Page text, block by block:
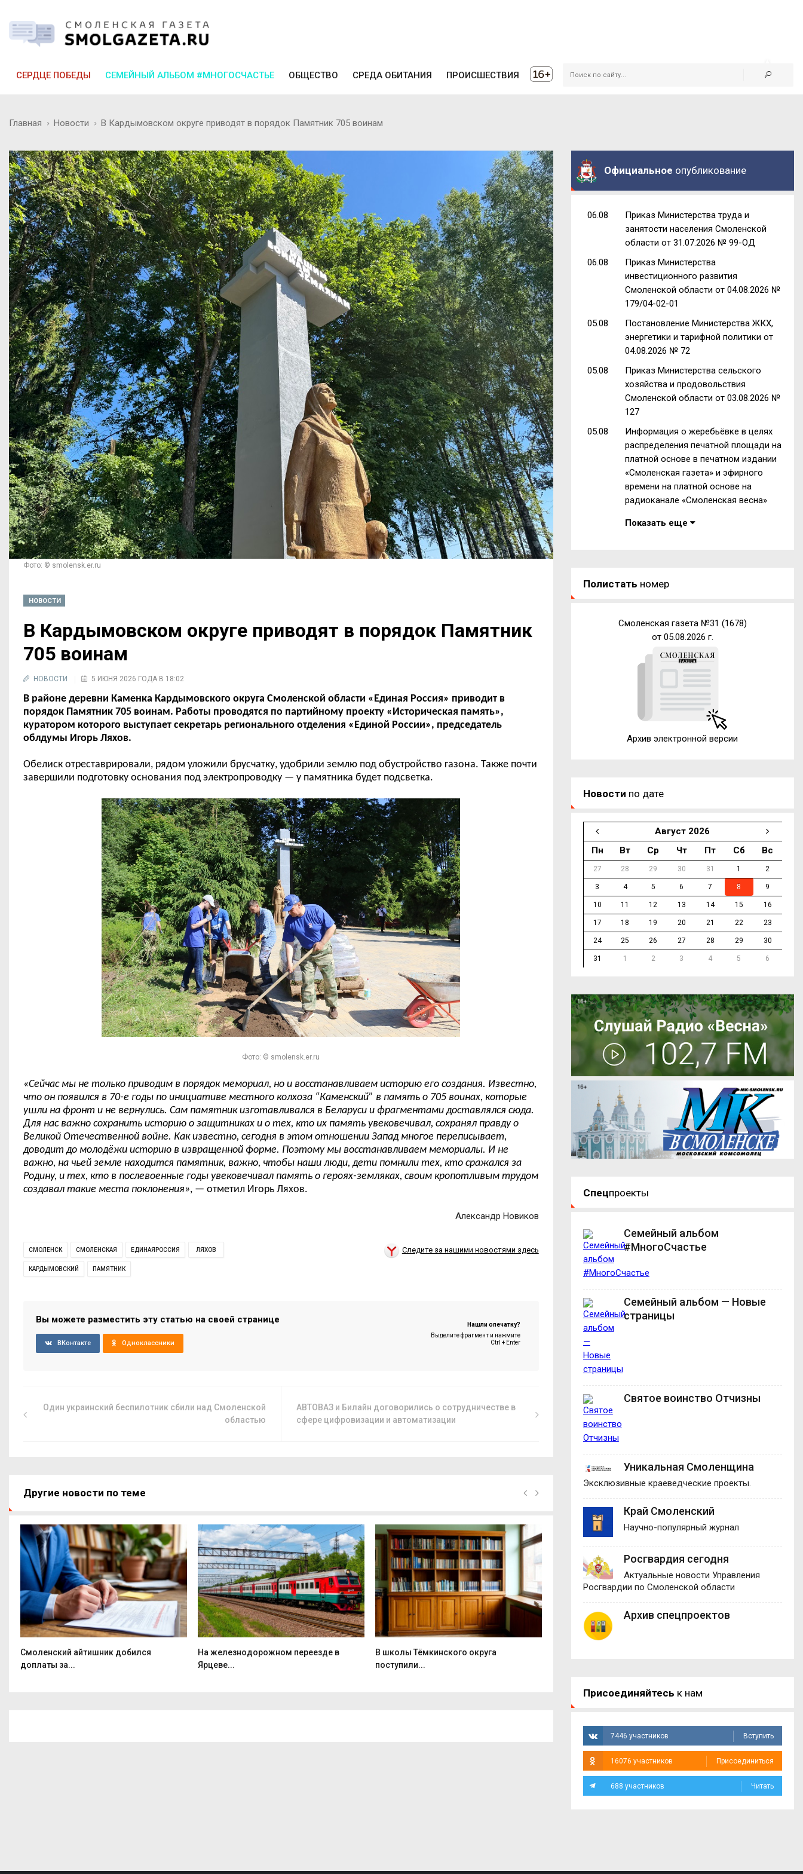
СЕРДЦЕ ПОБЕДЫ СЕМЕЙНЫЙ АЛЬБОМ #МНОГОСЧАСТЬЕ ОБЩЕСТВО СРЕДА ОБИТАНИЯ ПРОИСШЕСТВИЯ
Главная Новости В Кардымовском округе приводят в порядок Памятник 705 воинам
Фото: © smolensk.er.ru
НОВОСТИ
В Кардымовском округе приводят в порядок Памятник
705 воинам
НОВОСТИ 5 ИЮНЯ 2026 ГОДА В 18:02
В районе деревни Каменка Кардымовского округа Смоленской области «Единая Россия» приводит в
порядок Памятник 705 воинам. Работы проводятся по партийному проекту «Историческая память»,
куратором которого выступает секретарь регионального отделения «Единой России», председатель
облдумы Игорь Ляхов.
Обелиск отреставрировали, рядом уложили брусчатку, удобрили землю под обустройство газона. Также почти
завершили подготовку основания под электропроводку — у памятника будет подсветка.
Фото: © smolensk.er.ru
«Сейчас мы не только приводим в порядок мемориал, но и восстанавливаем историю его создания. Известно,
что он появился в 70-е годы по инициативе местного колхоза “Каменский” в память о 705 воинах, которые
ушли на фронт и не вернулись. Сам памятник изготавливался в Беларуси и фрагментами доставлялся сюда.
Для нас важно сохранить историю о защитниках и о тех, кто их память увековечивал, сохранял правду о
Великой Отечественной войне. Как известно, сегодня в этом отношении Запад многое переписывает,
доводит до молодёжи историю в извращенной форме. Поэтому мы восстанавливаем мемориалы. И не
важно, на чьей земле находится памятник, важно, чтобы наши люди, дети помнили тех, кто сражался за
Родину, и тех, кто в послевоенные годы увековечивал память о героях-земляках, своим кропотливым трудом
создавал такие места поклонения», — отметил Игорь Ляхов.
Александр Новиков
СМОЛЕНСК СМОЛЕНСКАЯ ЕДИНАЯРОССИЯ ЛЯХОВ
КАРДЫМОВСКИЙ ПАМЯТНИК
Следите за нашими новостями здесь
Вы можете разместить эту статью на своей странице
ВКонтакте Одноклассники
Нашли опечатку?
Выделите фрагмент и нажмите
Ctrl + Enter
Один украинский беспилотник сбили над Смоленской
областью
АВТОВАЗ и Билайн договорились о сотрудничестве в
сфере цифровизации и автоматизации
Другие новости по теме
Смоленский айтишник добился
доплаты за...
На железнодорожном переезде в
Ярцеве...
В школы Тёмкинского округа
поступили...
Официальное опубликование
06.08
Приказ Министерства труда и
занятости населения Смоленской
области от 31.07.2026 № 99-ОД
06.08
Приказ Министерства
инвестиционного развития
Смоленской области от 04.08.2026 №
179/04-02-01
05.08
Постановление Министерства ЖКХ,
энергетики и тарифной политики от
04.08.2026 № 72
05.08
Приказ Министерства сельского
хозяйства и продовольствия
Смоленской области от 03.08.2026 №
127
05.08
Информация о жеребьёвке в целях
распределения печатной площади на
платной основе в печатном издании
«Смоленская газета» и эфирного
времени на платной основе на
радиоканале «Смоленская весна»
Показать еще
Полистать номер
Смоленская газета №31 (1678)
от 05.08.2026 г.
Архив электронной версии
Новости по дате
Август 2026
Пн
Вт Ср Чт Пт Сб Вс
27 28 29 30 31 1 2
3 4 5 6 7 8 9
10 11 12 13 14 15 16
17 18 19 20 21 22 23
24 25 26 27 28 29 30
31 1 2 3 4 5 6
Спецпроекты
Семейный альбом
#МногоСчастье
Семейный альбом — Новые
страницы
Святое воинство Отчизны
Уникальная Смоленщина
Эксклюзивные краеведческие проекты.
Край Смоленский
Научно-популярный журнал
Росгвардия сегодня
Актуальные новости Управления
Росгвардии по Смоленской области
Архив спецпроектов
Присоединяйтесь к нам
7446 участников Вступить
16076 участников Присоединиться
688 участников Читать